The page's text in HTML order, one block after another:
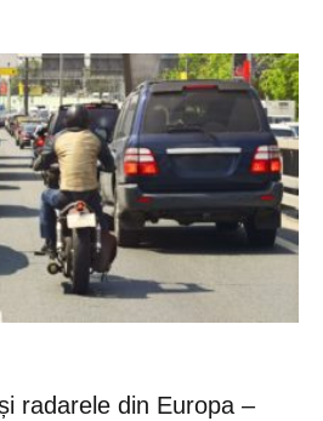
radarele din Europa –